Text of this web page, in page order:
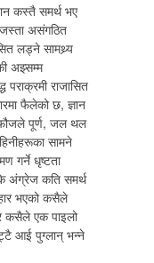
कस्तै समर्थ भए
जस्ता असंगठित
लड्ने सामथ्र्य
अझ्सम्म
राजासित
फैलेको छ, ज्ञान
पूर्ण, जल थल
सामने
गर्ने धृष्टता
अंग्रेज कति समर्थ
भएको कसैले
कसैले एक पाइलो
आई पुग्लान् भन्ने